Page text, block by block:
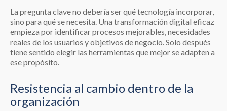
La pregunta clave no debería ser qué tecnología incorporar,
sino para qué se necesita. Una transformación digital eficaz
empieza por identificar procesos mejorables, necesidades
reales de los usuarios y objetivos de negocio. Solo después
tiene sentido elegir las herramientas que mejor se adapten a
ese propósito.
Resistencia al cambio dentro de la
organización